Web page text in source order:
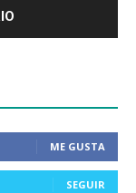
ME GUSTA
SEGUIR